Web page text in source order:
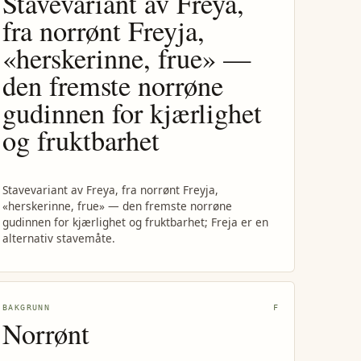
fra norrønt Freyja,
«herskerinne, frue» —
den fremste norrøne
gudinnen for kjærlighet
og fruktbarhet
Stavevariant av Freya, fra norrønt Freyja,
«herskerinne, frue» — den fremste norrøne
gudinnen for kjærlighet og fruktbarhet; Freja er en
alternativ stavemåte.
BAKGRUNN F
Norrønt